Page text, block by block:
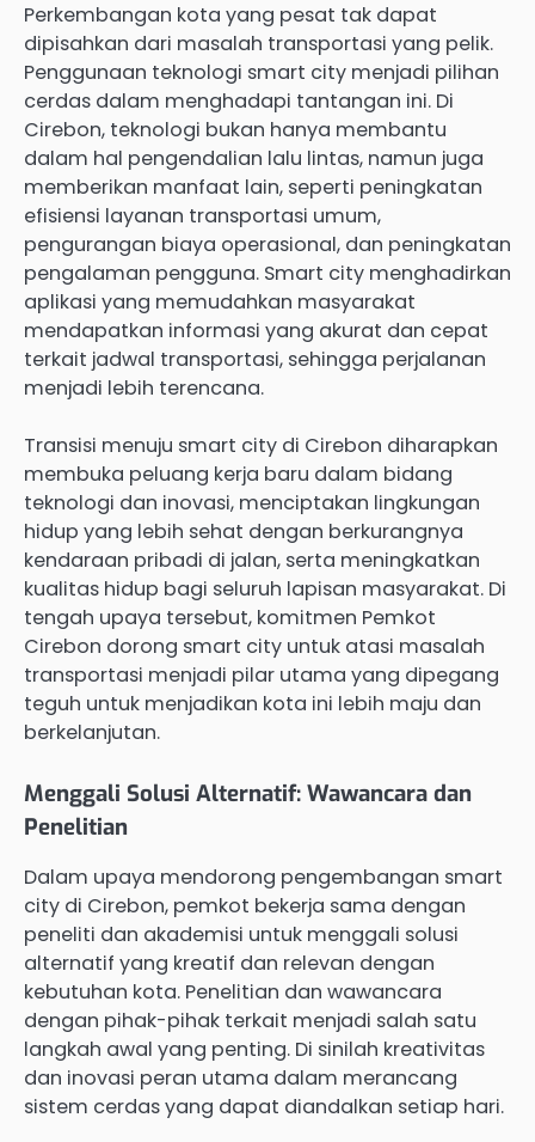
Perkembangan kota yang pesat tak dapat
dipisahkan dari masalah transportasi yang pelik.
Penggunaan teknologi smart city menjadi pilihan
cerdas dalam menghadapi tantangan ini. Di
Cirebon, teknologi bukan hanya membantu
dalam hal pengendalian lalu lintas, namun juga
memberikan manfaat lain, seperti peningkatan
efisiensi layanan transportasi umum,
pengurangan biaya operasional, dan peningkatan
pengalaman pengguna. Smart city menghadirkan
aplikasi yang memudahkan masyarakat
mendapatkan informasi yang akurat dan cepat
terkait jadwal transportasi, sehingga perjalanan
menjadi lebih terencana.
Transisi menuju smart city di Cirebon diharapkan
membuka peluang kerja baru dalam bidang
teknologi dan inovasi, menciptakan lingkungan
hidup yang lebih sehat dengan berkurangnya
kendaraan pribadi di jalan, serta meningkatkan
kualitas hidup bagi seluruh lapisan masyarakat. Di
tengah upaya tersebut, komitmen Pemkot
Cirebon dorong smart city untuk atasi masalah
transportasi menjadi pilar utama yang dipegang
teguh untuk menjadikan kota ini lebih maju dan
berkelanjutan.
Menggali Solusi Alternatif: Wawancara dan
Penelitian
Dalam upaya mendorong pengembangan smart
city di Cirebon, pemkot bekerja sama dengan
peneliti dan akademisi untuk menggali solusi
alternatif yang kreatif dan relevan dengan
kebutuhan kota. Penelitian dan wawancara
dengan pihak-pihak terkait menjadi salah satu
langkah awal yang penting. Di sinilah kreativitas
dan inovasi peran utama dalam merancang
sistem cerdas yang dapat diandalkan setiap hari.